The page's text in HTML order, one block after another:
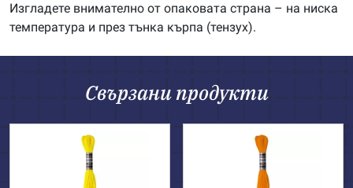
Изгладете внимателно от опаковата страна – на ниска
температура и през тънка кърпа (тензух).
Свързани продукти